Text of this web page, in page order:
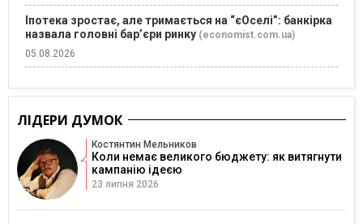
Іпотека зростає, але тримається на “єОселі”: банкірка
назвала головні бар’єри ринку (economist.com.ua)
05.08.2026
ЛІДЕРИ ДУМОК
Костянтин Мельников
Коли немає великого бюджету: як витягнути
кампанію ідеєю
23 липня 2026